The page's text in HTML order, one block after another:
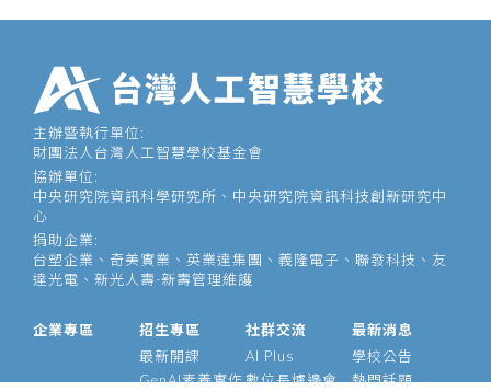
主辦暨執行單位:
財團法人台灣人工智慧學校基金會
協辦單位:
中央研究院資訊科學研究所、中央研究院資訊科技創新研究中
心
捐助企業:
台塑企業、奇美實業、英業達集團、義隆電子、聯發科技、友
達光電、新光人壽-新壽管理維護
企業專區
招生專區
最新開課
GenAI素養實作
社群交流
AI Plus
數位長爐邊會
最新消息
學校公告
熱門話題